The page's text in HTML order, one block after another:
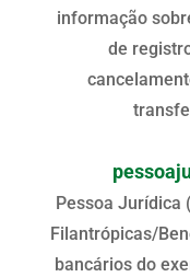
informação
de
Pessoa Jurídica
Filantrópicas/
bancários do